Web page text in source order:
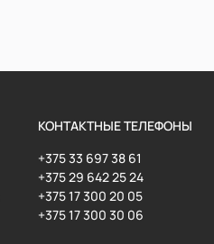
КОНТАКТНЫЕ ТЕЛЕФОНЫ
+375 33 697 38 61
+375 29 642 25 24
+375 17 300 20 05
+375 17 300 30 06